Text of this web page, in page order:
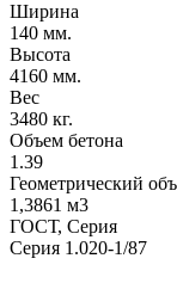
Ширина
140 мм.
Высота
4160 мм.
Вес
3480 кг.
Объем бетона
1.39
Геометрический
1,3861 м3
ГОСТ, Серия
Серия 1.020-1/87